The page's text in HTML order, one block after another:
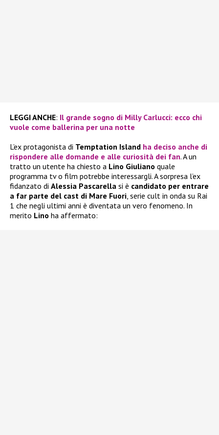
LEGGI ANCHE: Il grande sogno di Milly Carlucci: ecco chi
vuole come ballerina per una notte
L’ex protagonista di Temptation Island ha deciso anche di
rispondere alle domande e alle curiosità dei fan. A un
tratto un utente ha chiesto a Lino Giuliano quale
programma tv o film potrebbe interessargli. A sorpresa l’ex
fidanzato di Alessia Pascarella si è candidato per entrare
a far parte del cast di Mare Fuori, serie cult in onda su Rai
1 che negli ultimi anni è diventata un vero fenomeno. In
merito Lino ha affermato: